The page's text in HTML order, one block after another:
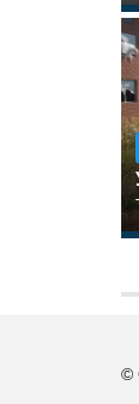
©